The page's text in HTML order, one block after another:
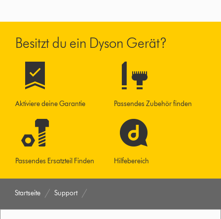
Besitzt du ein Dyson Gerät?
Aktiviere deine Garantie Passendes Zubehör finden
Passendes Ersatzteil Finden Hilfebereich
Startseite Support